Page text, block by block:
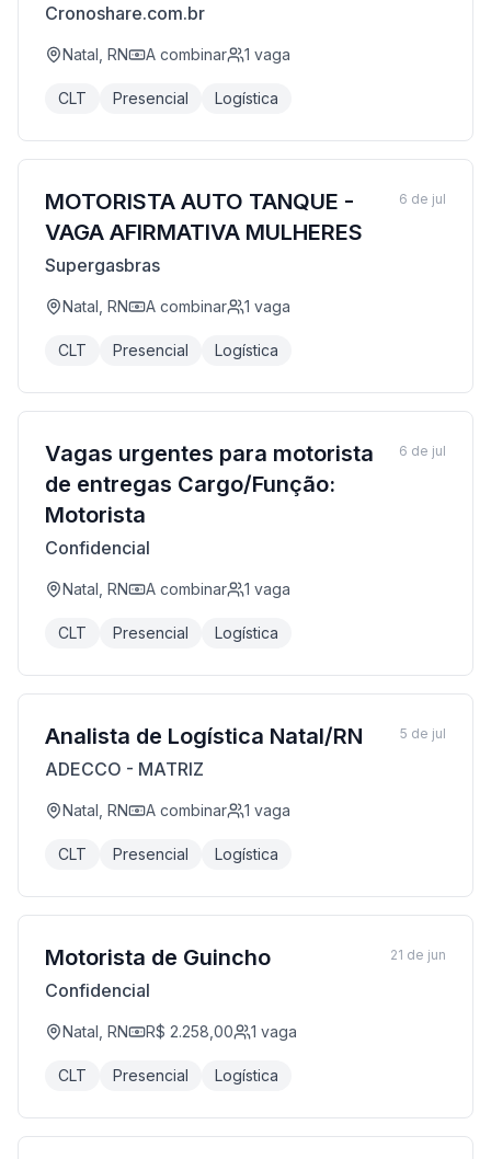
Cronoshare.com.br
Natal, RN A combinar 1 vaga
CLT Presencial Logística
MOTORISTA AUTO TANQUE -
VAGA AFIRMATIVA MULHERES
Supergasbras
Natal, RN A combinar 1 vaga
CLT Presencial Logística
6 de jul
Vagas urgentes para motorista
de entregas Cargo/Função:
Motorista
Confidencial
Natal, RN A combinar 1 vaga
CLT Presencial Logística
6 de jul
Analista de Logística Natal/RN
ADECCO - MATRIZ
Natal, RN A combinar 1 vaga
CLT Presencial Logística
5 de jul
Motorista de Guincho
Confidencial
Natal, RN R$ 2.258,00 1 vaga
CLT Presencial Logística
21 de jun